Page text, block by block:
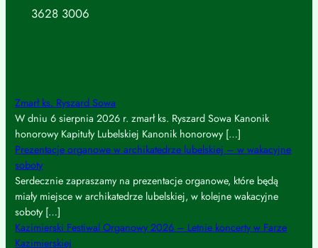
3628 3006
Zmarł ks. Ryszard Sowa
W dniu 6 sierpnia 2026 r. zmarł ks. Ryszard Sowa Kanonik
honorowy Kapituły Lubelskiej Kanonik honorowy […]
Prezentacje organowe w archikatedrze lubelskiej – w wakacyjne
soboty
Serdecznie zapraszamy na prezentacje organowe, które będą
miały miejsce w archikatedrze lubelskiej, w kolejne wakacyjne
soboty […]
Kazimierski Festiwal Organowy 2026 – Letnie koncerty w Farze
Kazimierskiej